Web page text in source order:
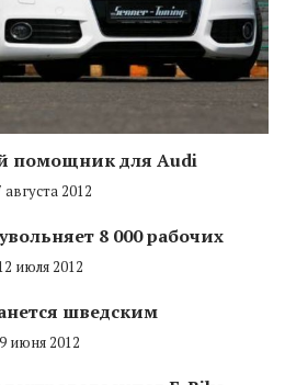
помощник для Audi
августа 2012
8 000 рабочих
июля 2012
шведским
9 июня 2012